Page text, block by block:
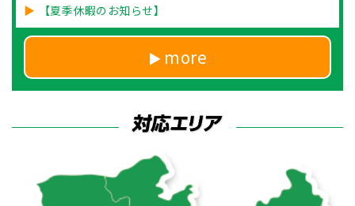
【夏季休暇のお知らせ】
more